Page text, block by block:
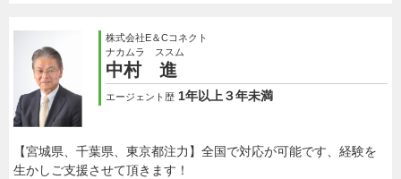
株式会社E＆Cコネクト
ナカムラ ススム
中村 進
エージェント歴 1年以上３年未満
【宮城県、千葉県、東京都注力】全国で対応が可能です、経験を
生かしご支援させて頂きます！